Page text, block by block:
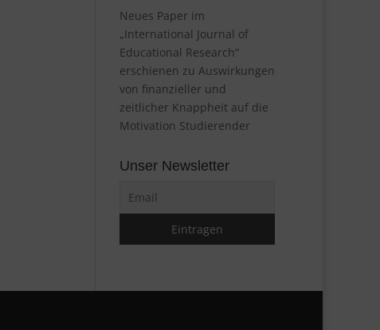
Neues Paper im
„International Journal of
Educational Research“
erschienen zu Auswirkungen
von finanzieller und
zeitlicher Knappheit auf die
Motivation Studierender
Unser Newsletter